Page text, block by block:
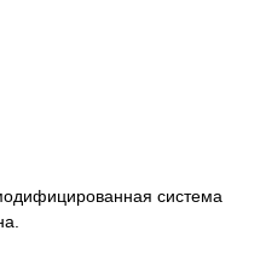
система